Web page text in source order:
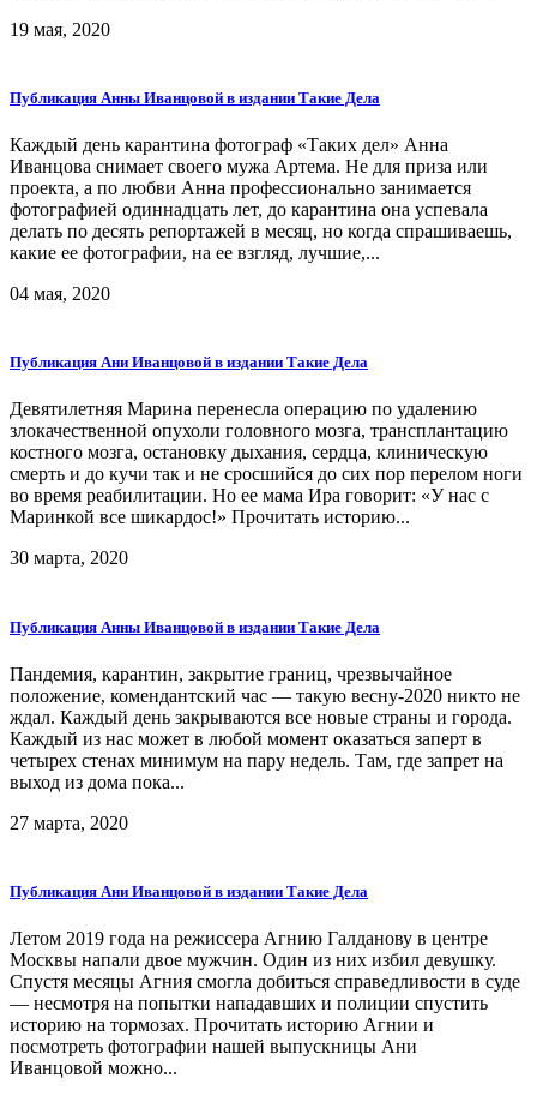
19 мая, 2020
Публикация Анны Иванцовой в издании Такие Дела
Каждый день карантина фотограф «Таких дел» Анна
Иванцова снимает своего мужа Артема. Не для приза или
проекта, а по любви Анна профессионально занимается
фотографией одиннадцать лет, до карантина она успевала
делать по десять репортажей в месяц, но когда спрашиваешь,
какие ее фотографии, на ее взгляд, лучшие,...
04 мая, 2020
Публикация Ани Иванцовой в издании Такие Дела
Девятилетняя Марина перенесла операцию по удалению
злокачественной опухоли головного мозга, трансплантацию
костного мозга, остановку дыхания, сердца, клиническую
смерть и до кучи так и не сросшийся до сих пор перелом ноги
во время реабилитации. Но ее мама Ира говорит: «У нас с
Маринкой все шикардос!» Прочитать историю...
30 марта, 2020
Публикация Анны Иванцовой в издании Такие Дела
Пандемия, карантин, закрытие границ, чрезвычайное
положение, комендантский час — такую весну-2020 никто не
ждал. Каждый день закрываются все новые страны и города.
Каждый из нас может в любой момент оказаться заперт в
четырех стенах минимум на пару недель. Там, где запрет на
выход из дома пока...
27 марта, 2020
Публикация Ани Иванцовой в издании Такие Дела
Летом 2019 года на режиссера Агнию Галданову в центре
Москвы напали двое мужчин. Один из них избил девушку.
Спустя месяцы Агния смогла добиться справедливости в суде
— несмотря на попытки нападавших и полиции спустить
историю на тормозах. Прочитать историю Агнии и
посмотреть фотографии нашей выпускницы Ани
Иванцовой можно...